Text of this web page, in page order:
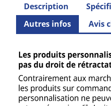
Description
Autres infos
Avis